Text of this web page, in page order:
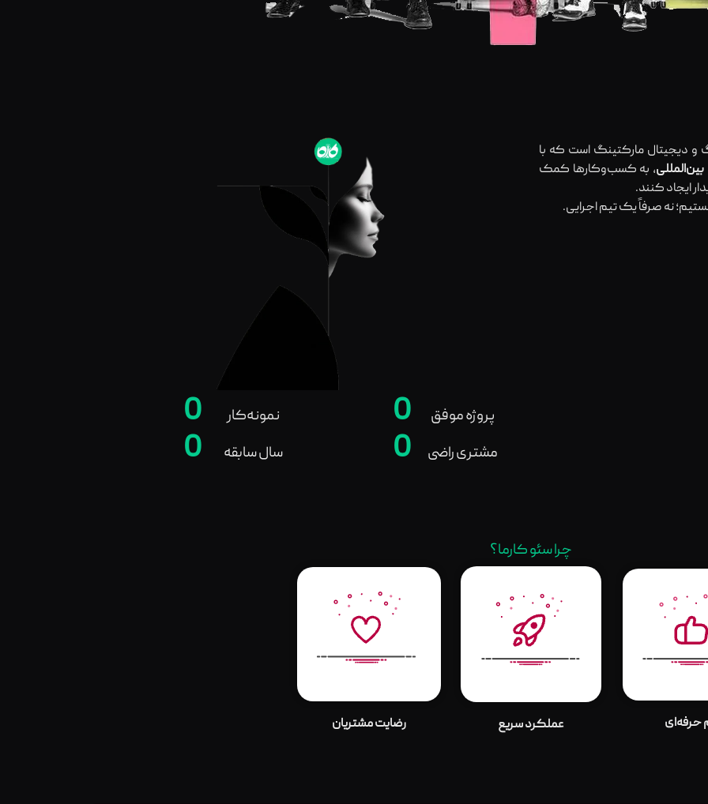
و دیجیتال مارکتینگ است که با
، به کسب‌وکارها کمک
ایجاد کنند.
نه صرفاً یک تیم اجرایی.
پروژه موفق 0 نمونه‌کار 0
مشتری راضی 0 سال سابقه 0
چرا سئو کارما؟
حرفه‌ای عملکرد سریع رضایت مشتریان